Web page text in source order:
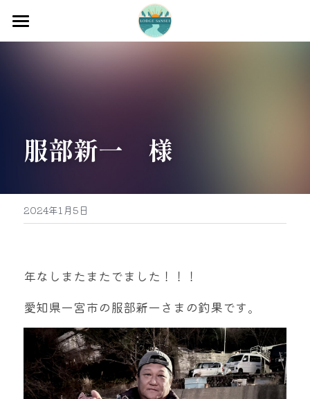
ホーム
牡蠣販売
グッズ販売
お問い合わせ
0597-32-0573
mtok0617love@yahoo.co.jp
服部新一　様
2024年1月5日
年なしまたまたでました！！！
愛知県一宮市の服部新一さまの釣果です。